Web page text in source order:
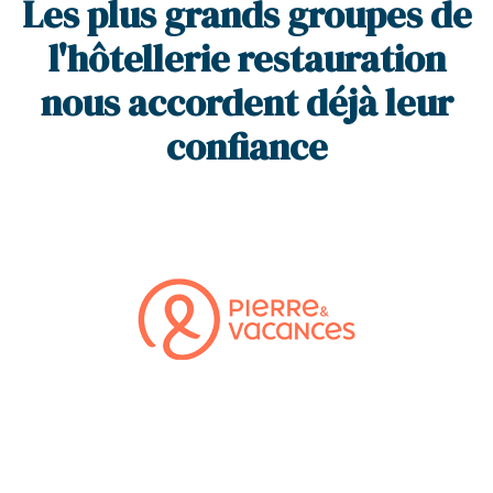
Les plus grands groupes de
l'hôtellerie restauration
nous accordent déjà leur
confiance